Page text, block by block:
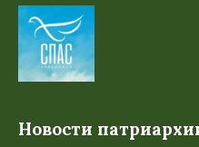
Новости